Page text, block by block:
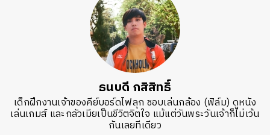
ธนบดี กสิสิทธิ์
เด็กฝึกงานเจ้าของคีย์บอร์ดไฟลุก ชอบเล่นกล้อง (ฟิล์ม) ดูหนัง
เล่นเกมส์ และกลัวเมียเป็นชีวิตจิตใจ แม้แต่วันพระวันเจ้าก็ไม่เว้น
กันเลยทีเดียว